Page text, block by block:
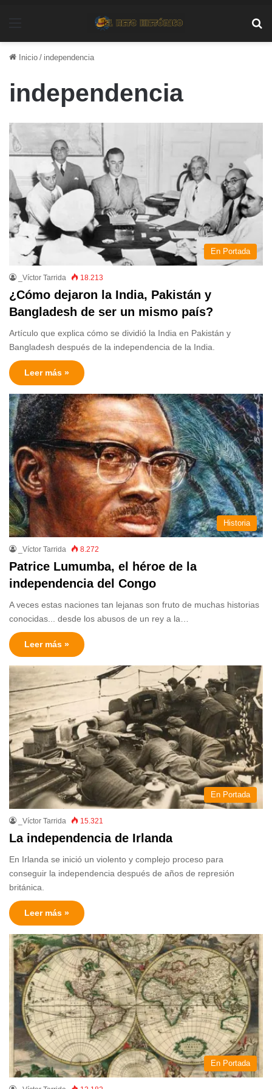
Inicio / independencia
independencia
En Portada
_Víctor Tarrida 18.213
¿Cómo dejaron la India, Pakistán y
Bangladesh de ser un mismo país?
Artículo que explica cómo se dividió la India en Pakistán y
Bangladesh después de la independencia de la India.
Leer más »
Historia
_Víctor Tarrida 8.272
Patrice Lumumba, el héroe de la
independencia del Congo
A veces estas naciones tan lejanas son fruto de muchas historias
conocidas... desde los abusos de un rey a la…
Leer más »
En Portada
_Víctor Tarrida 15.321
La independencia de Irlanda
En Irlanda se inició un violento y complejo proceso para
conseguir la independencia después de años de represión
británica.
Leer más »
En Portada